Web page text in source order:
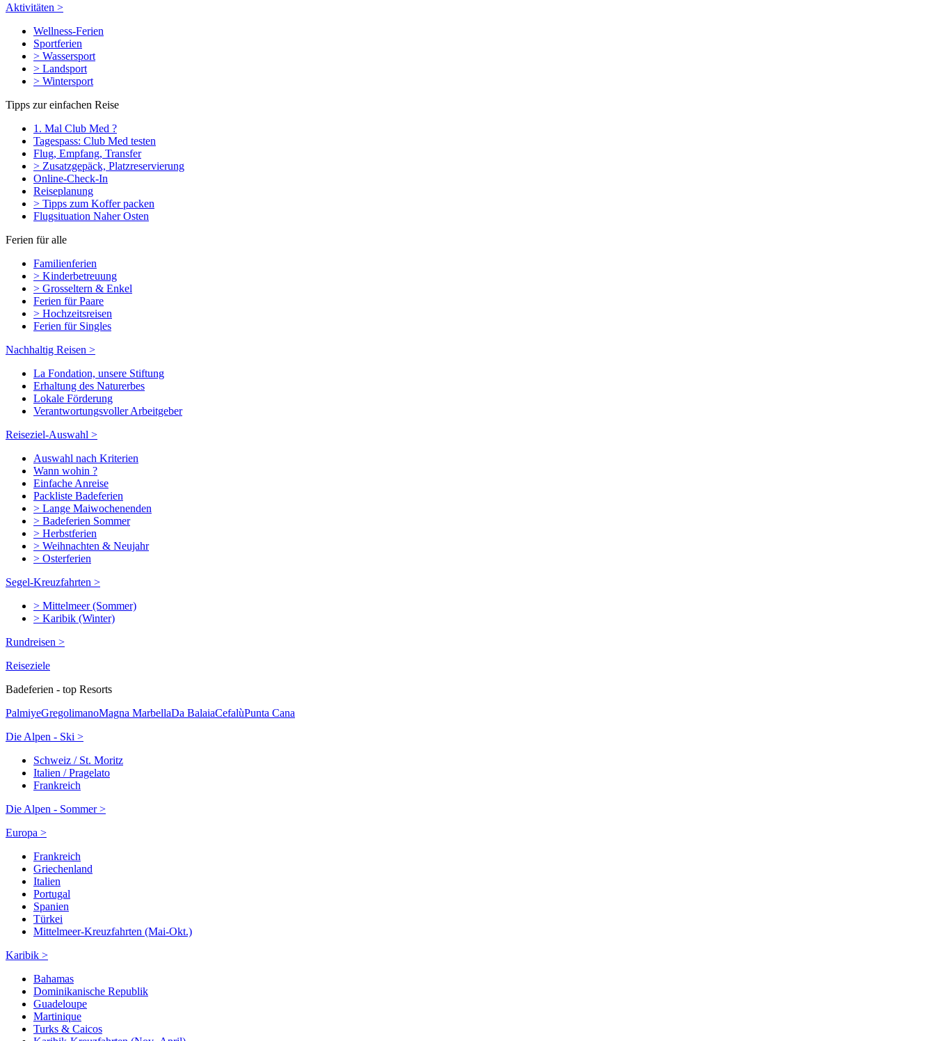
Aktivitäten >
Wellness-Ferien
Sportferien
> Wassersport
> Landsport
> Wintersport
Tipps zur einfachen Reise
1. Mal Club Med ?
Tagespass: Club Med testen
Flug, Empfang, Transfer
> Zusatzgepäck, Platzreservierung
Online-Check-In
Reiseplanung
> Tipps zum Koffer packen
Flugsituation Naher Osten
Ferien für alle
Familienferien
> Kinderbetreuung
> Grosseltern & Enkel
Ferien für Paare
> Hochzeitsreisen
Ferien für Singles
Nachhaltig Reisen >
La Fondation, unsere Stiftung
Erhaltung des Naturerbes
Lokale Förderung
Verantwortungsvoller Arbeitgeber
Reiseziel-Auswahl >
Auswahl nach Kriterien
Wann wohin ?
Einfache Anreise
Packliste Badeferien
> Lange Maiwochenenden
> Badeferien Sommer
> Herbstferien
> Weihnachten & Neujahr
> Osterferien
Segel-Kreuzfahrten >
> Mittelmeer (Sommer)
> Karibik (Winter)
Rundreisen >
Reiseziele
Badeferien - top Resorts
PalmiyeGregolimanoMagna MarbellaDa BalaiaCefalùPunta Cana
Die Alpen - Ski >
Schweiz / St. Moritz
Italien / Pragelato
Frankreich
Die Alpen - Sommer >
Europa >
Frankreich
Griechenland
Italien
Portugal
Spanien
Türkei
Mittelmeer-Kreuzfahrten (Mai-Okt.)
Karibik >
Bahamas
Dominikanische Republik
Guadeloupe
Martinique
Turks & Caicos